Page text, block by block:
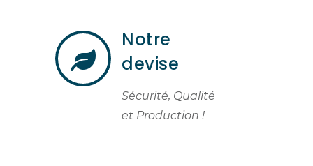
Notre
devise
Sécurité, Qualité
et Production !